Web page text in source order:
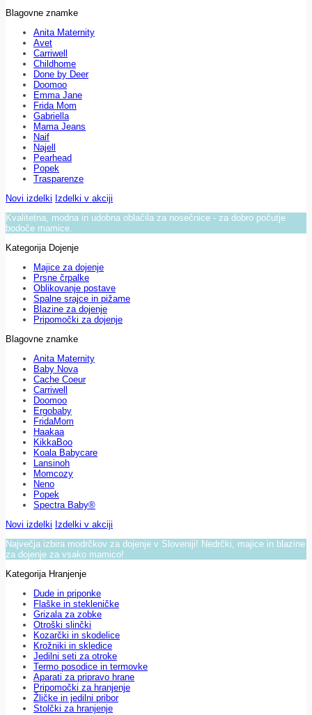
Blagovne znamke
Anita Maternity
Avet
Carriwell
Childhome
Done by Deer
Doomoo
Emma Jane
Frida Mom
Gabriella
Mama Jeans
Naif
Najell
Pearhead
Popek
Trasparenze
Novi izdelki Izdelki v akciji
Kvalitetna, modna in udobna oblačila za nosečnice - za dobro počutje
bodoče mamice.
Kategorija Dojenje
Majice za dojenje
Prsne črpalke
Oblikovanje postave
Spalne srajce in pižame
Blazine za dojenje
Pripomočki za dojenje
Blagovne znamke
Anita Maternity
Baby Nova
Cache Coeur
Carriwell
Doomoo
Ergobaby
FridaMom
Haakaa
KikkaBoo
Koala Babycare
Lansinoh
Momcozy
Neno
Popek
Spectra Baby®
Novi izdelki Izdelki v akciji
Največja izbira modrčkov za dojenje v Sloveniji! Nedrčki, majice in blazine
za dojenje za vsako mamico!
Kategorija Hranjenje
Dude in priponke
Flaške in stekleničke
Grizala za zobke
Otroški slinčki
Kozarčki in skodelice
Krožniki in skledice
Jedilni seti za otroke
Termo posodice in termovke
Aparati za pripravo hrane
Pripomočki za hranjenje
Žličke in jedilni pribor
Stolčki za hranjenje